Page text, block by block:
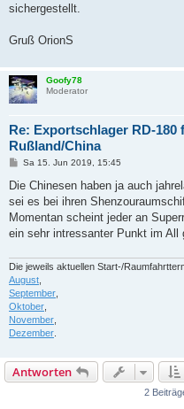
sichergestellt.
Gruß OrionS
Goofy78
Moderator
Re: Exportschlager RD-180
Rußland/China
B
i
r
a
Sa 15. Jun 2019, 15:45
Die Chinesen haben ja auch
sei es bei ihren
Momentan scheint jeder an
ein sehr intressanter Punkt im All
Die jeweils aktuellen Start-/
August
September
Oktober
November
Dezember
Antworten
2